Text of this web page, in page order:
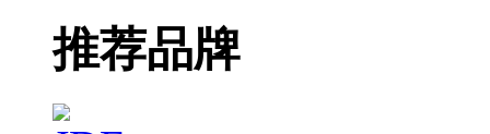
推荐品牌